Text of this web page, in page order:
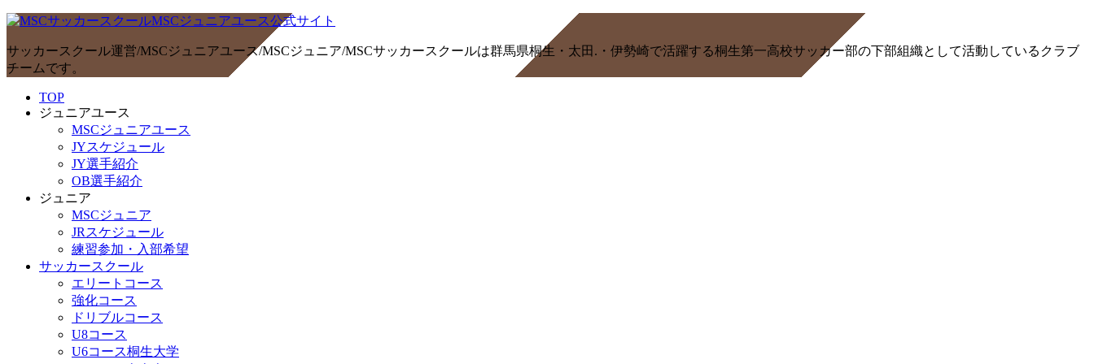
サッカースクール運営/MSCジュニアユース/MSCジュニア/MSCサッカースクールは群馬県桐生・太田.・伊勢崎で活躍する桐生第一高校サッカー部の下部組織として活動しているクラブ
チームです。
TOP
ジュニアユース
MSCジュニアユース
JYスケジュール
JY選手紹介
OB選手紹介
ジュニア
MSCジュニア
JRスケジュール
練習参加・入部希望
サッカースクール
エリートコース
強化コース
ドリブルコース
U8コース
U6コース桐生大学